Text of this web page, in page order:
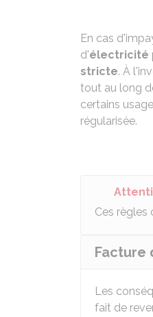
En cas
d'électricité
stricte. À
tout au long
certains
régularisée.
Ces
Facture
Les
fait de